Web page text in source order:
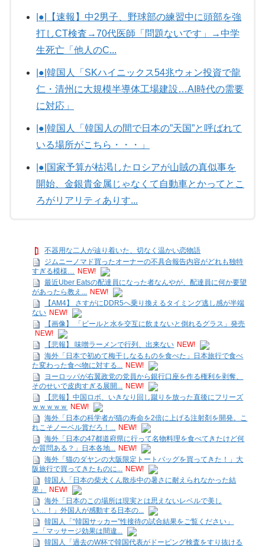
|●|【速報】中2男子、野球部の練習中に頭部を強
打しCT検査→70代医師「問題ないです」→中学
生死亡「他人のC...
|●|韓国人「SKハイニックス54兆ウォン投資で龍
仁・清州に大規模半導体工場建設…AI時代の需要
に対応」
|●|韓国人「韓国人の間で日本の”天国”と呼ばれて
いる場所がこちら・・・」
|●|国家予算が枯渇したロシアが山賊の真似事を
開始、金銀貴金属じゃなくて自動車とかってとこ
ろがリアリティありす...
不器用な二人が辿り着いた、切なく温かい恋物語
ジムニーノマド買ったオーナーの不具合報告内容がどれも独特
すぎる模様… NEW!
最近Uber Eatsの配達員になった者なんやが、配達員に何か要望
があったら教え... NEW!
【AM4】 さすがにDDR5へ乗り換えるタイミング逃し感が半端
ない NEW!
【画像】 「ビールと水を交互に飲まないと倒れるグラス」発売
NEW!
【悲報】 味噌ラーメンで行列、出来ない NEW!
海外「日本で初めて梅干しなるものを食べた」日本旅行で食べ
た変わった食べ物に対する... NEW!
ヨーロッパが右翼政党の党員から銀行口座を作る権利を剥奪、
そのせいで皮肉すぎる展開... NEW!
【悲報】中国ロボ、いきなり回し蹴りを放った直後にフリーズ
ｗｗｗｗｗ
NEW!
海外「日本の科学者が猫の寿命を2倍に上げる注射剤を開発。こ
れこそノーベル賞だろ！... NEW!
海外「日本の47都道府県に行って名物料理を食べてきたけど何
か質問ある？」日本各地... NEW!
海外「猫のダヤンの大阪限定トートバッグを買ってきた！」大
阪旅行で買ってきたものに... NEW!
韓国人「日本の柴犬くん散歩中の暑さに耐えられなかった結
果」
NEW!
海外「日本のこの場所は現実とは思えないレベルで美し
い…！」外国人が感動する日本の...
韓国人「“韓国サッカー”性接待の試合結果をご覧ください」
→「マッサージ効果は間違...
韓国人「過去のW杯で韓国代表がドーピング検査をすり抜ける